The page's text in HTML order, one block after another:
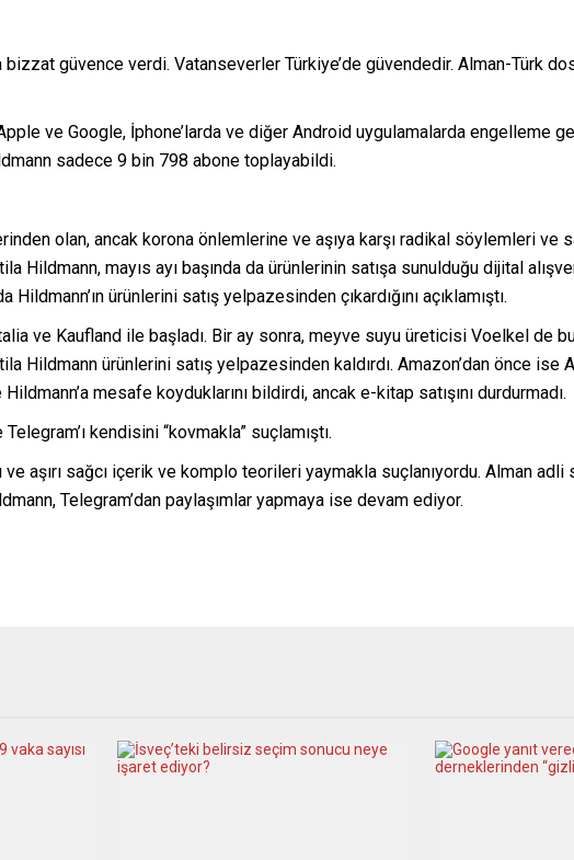
bizzat güvence verdi. Vatanseverler Türkiye’de güvendedir. Alman-Türk
ve Google, İphone’larda ve diğer Android uygulamalarda engelleme
sadece 9 bin 798 abone toplayabildi.
olan, ancak korona önlemlerine ve aşıya karşı radikal söylemleri ve
Hildmann, mayıs ayı başında da ürünlerinin satışa sunulduğu dijital
ürünlerini satış yelpazesinden çıkardığını açıklamıştı.
ve Kaufland ile başladı. Bir ay sonra, meyve suyu üreticisi Voelkel de
Hildmann ürünlerini satış yelpazesinden kaldırdı. Amazon’dan önce ise
mesafe koyduklarını bildirdi, ancak e-kitap satışını durdurmadı.
kendisini “kovmakla” suçlamıştı.
ve aşırı sağcı içerik ve komplo teorileri yaymakla suçlanıyordu. Alman adli
Telegram’dan paylaşımlar yapmaya ise devam ediyor.